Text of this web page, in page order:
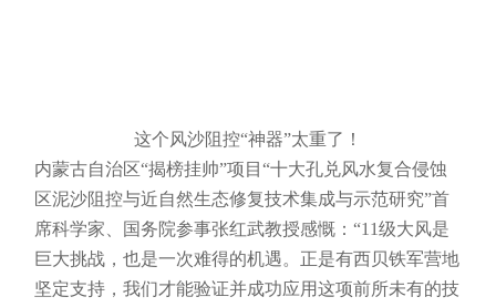
这个风沙阻控“神器”太重了！
内蒙古自治区“揭榜挂帅”项目“十大孔兑风水复合侵蚀
区泥沙阻控与近自然生态修复技术集成与示范研究”首
席科学家、国务院参事张红武教授感慨：“11级大风是
巨大挑战，也是一次难得的机遇。正是有西贝铁军营地
坚定支持，我们才能验证并成功应用这项前所未有的技